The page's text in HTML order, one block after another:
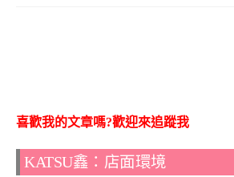
喜歡我的文章嗎?歡迎來追蹤我
KATSU鑫：店面環境